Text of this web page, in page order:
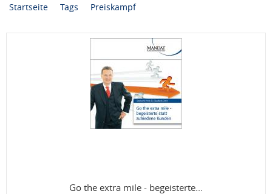
Startseite Tags Preiskampf
Go the extra mile - begeisterte...